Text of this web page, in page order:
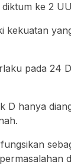
ke 2
kekuatan
pada 24
D hanya